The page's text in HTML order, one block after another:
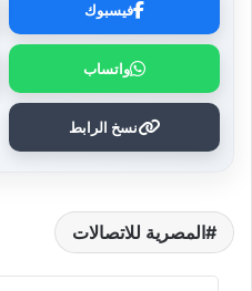
فيسبوك
واتساب
نسخ الرابط
المصرية للاتصالات